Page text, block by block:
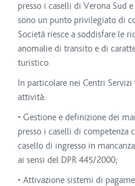
presso i caselli di Verona Sud
sono un punto privilegiato di
Società riesce a soddisfare le
anomalie di transito e di
turistico.
In particolare nei Centri
attività:
• Gestione e definizione dei
presso i caselli di
casello di ingresso in
ai sensi del DPR 445/2000;
• Attivazione sistemi di